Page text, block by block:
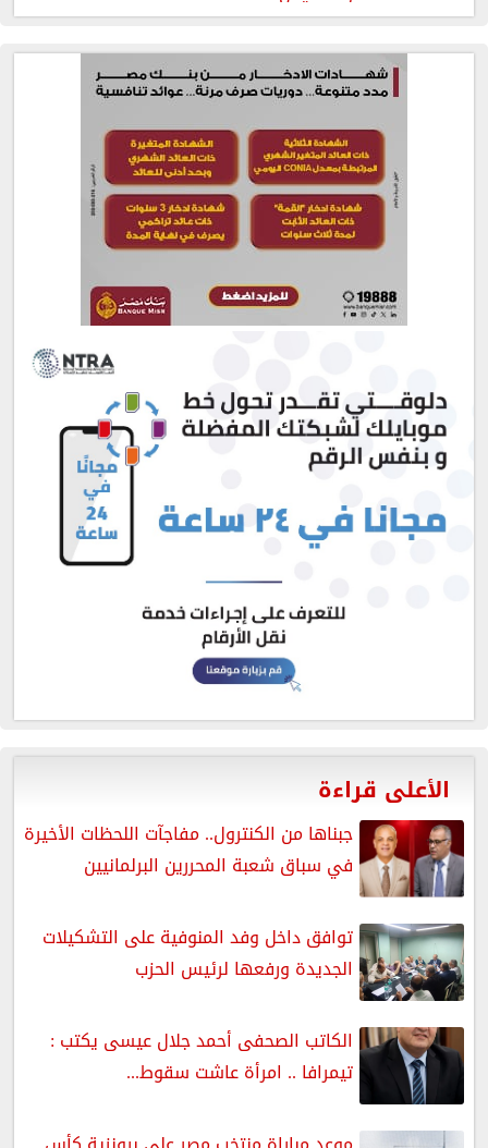
الأعلى قراءة
جبناها من الكنترول.. مفاجآت اللحظات الأخيرة
في سباق شعبة المحررين البرلمانيين
توافق داخل وفد المنوفية على التشكيلات
الجديدة ورفعها لرئيس الحزب
الكاتب الصحفى أحمد جلال عيسى يكتب :
تيمرافا .. امرأة عاشت سقوط...